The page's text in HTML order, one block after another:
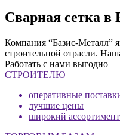
Сварная сетка в
Компания “Базис-Металл”
строительной отрасли.
Работать с нами выгодно
СТРОИТЕЛЮ
оперативные
лучшие цены
широкий